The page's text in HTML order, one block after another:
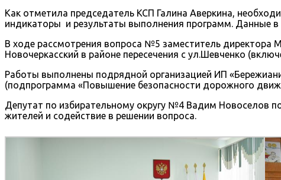
Как отметила председатель КСП Галина Аверкина,
индикаторы и результаты выполнения программ. Данные
В ходе рассмотрения вопроса №5 заместитель директора
Новочеркасский в районе пересечения с ул.Шевченко
Работы выполнены подрядной организацией ИП
(подпрограмма «Повышение безопасности дорожного
Депутат по избирательному округу №4 Вадим Новоселов
жителей и содействие в решении вопроса.